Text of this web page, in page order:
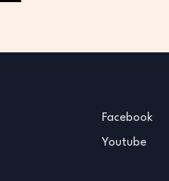
Facebook
Youtube